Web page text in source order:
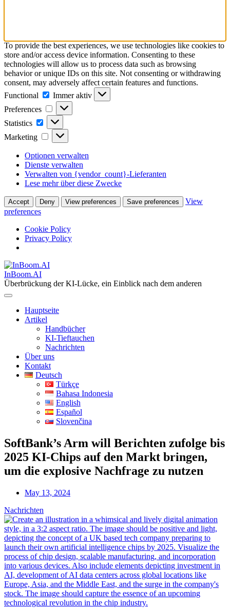
To provide the best experiences, we use technologies like cookies to
store and/or access device information. Consenting to these
technologies will allow us to process data such as browsing
behavior or unique IDs on this site. Not consenting or withdrawing
consent, may adversely affect certain features and functions.
Functional
Functional
Immer aktiv
Preferences
Preferences
Statistics Statistics
Marketing Marketing
Optionen verwalten
Dienste verwalten
Verwalten von {vendor_count}-Lieferanten
Lese mehr über diese Zwecke
Accept Deny View preferences Save preferences
View
preferences
Cookie Policy
Privacy Policy
Skip
to
content
InBoom.AI
Überbrückung der KI-Lücke, ein Einblick nach dem anderen
Hauptseite
Artikel
Handbücher
KI-Tieftauchen
Nachrichten
Über uns
Kontakt
Deutsch
Türkçe
Bahasa Indonesia
English
Español
Slovenčina
SoftBank’s Arm will Berichten zufolge bis
2025 KI-Chips auf den Markt bringen,
um die explosive Nachfrage zu nutzen
May 13, 2024
Nachrichten